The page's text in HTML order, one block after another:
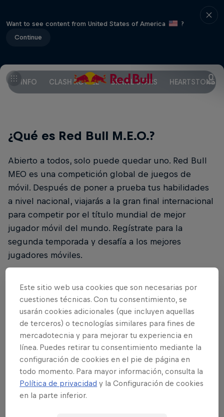
Want to see content from United States of America
?
Continue
INFO CLASH ROYALE BRAWL STARS HEARTSTONE
¿Qué es Red Bull M.E.O.?
Abierto a todos, solo puede quedar uno. Red Bull
MEO es una competición global de juegos de
móvil. Después de poner a prueba tus habilidades
a nivel nacional, viajarás a la gran final internacional
para competir por el título mundial de mejor
jugador móvil del mundo. Regístrate para la
segunda temporada y desafía a los mejores
jugadores móviles.
¿Quién puede participar?
Aficionados y profesionales son bienvenidos a
participar en el Red Bull M.E.O. Season 2. Cualquier
persona mayor de 16 años puede ser campeón.
¿Serás tú el elegido?
¿Cómo puedo participar?
Este sitio web usa cookies que son necesarias por
cuestiones técnicas. Con tu consentimiento, se
usarán cookies adicionales (que incluyen aquellas
de terceros) o tecnologías similares para fines de
mercadotecnia y para mejorar tu experiencia en
línea. Puedes retirar tu consentimiento mediante la
configuración de cookies en el pie de página en
todo momento. Para mayor información, consulta la
Política de privacidad y la Configuración de cookies
en la parte inferior.